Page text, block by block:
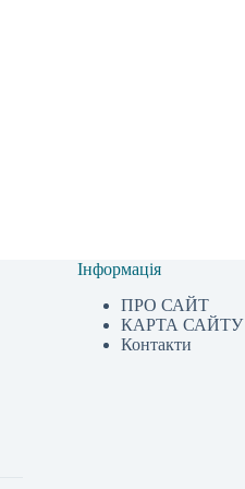
Інформація
ПРО САЙТ
КАРТА САЙТУ
Контакти